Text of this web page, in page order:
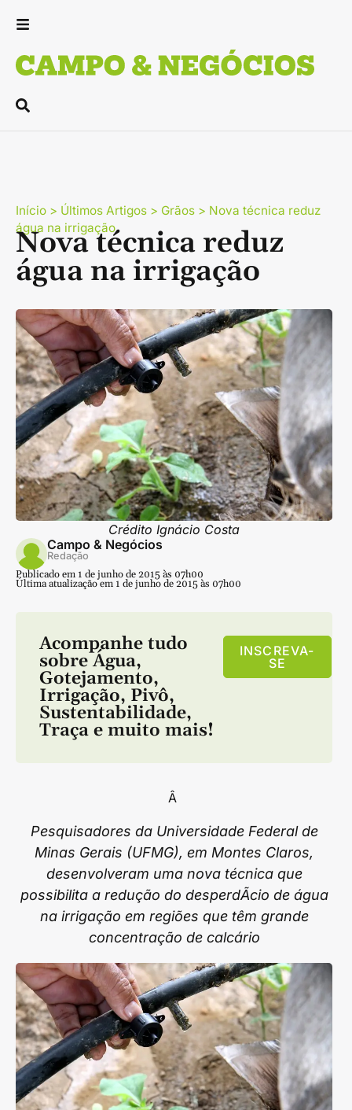
Início > Últimos Artigos > Grãos > Nova técnica reduz
água na irrigação
Nova técnica reduz
água na irrigação
Crédito Ignácio Costa
Campo & Negócios
Redação
Publicado em 1 de junho de 2015 às 07h00
Última atualização em 1 de junho de 2015 às 07h00
Acompanhe tudo
sobre Água,
Gotejamento,
Irrigação, Pivô,
Sustentabilidade,
Traça e muito mais!
INSCREVA-
SE
Â
Pesquisadores da Universidade Federal de
Minas Gerais (UFMG), em Montes Claros,
desenvolveram uma nova técnica que
possibilita a redução do desperdÃ­cio de água
na irrigação em regiões que têm grande
concentração de calcário